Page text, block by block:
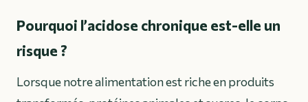
Pourquoi l’acidose chronique est-elle un
risque ?
Lorsque notre alimentation est riche en produits